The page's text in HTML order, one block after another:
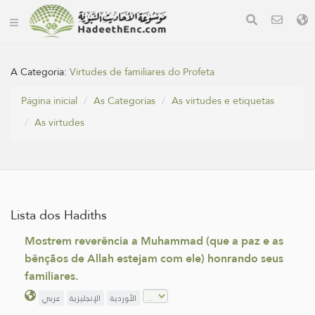
A Categoria:Virtudes de familiares do Profeta
Página inicial
As Categorias
As virtudes e etiquetas
As virtudes
Lista dos Hadiths
Mostrem reverência a Muhammad (que a paz e as
bênçãos de Allah estejam com ele) honrando seus
familiares.
عربي الإنجليزية الأوردية